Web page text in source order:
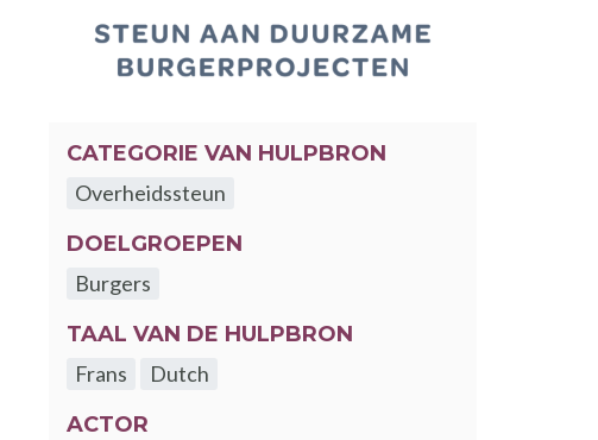
CATEGORIE VAN HULPBRON
Overheidssteun
DOELGROEPEN
Burgers
TAAL VAN DE HULPBRON
Frans
Dutch
ACTOR